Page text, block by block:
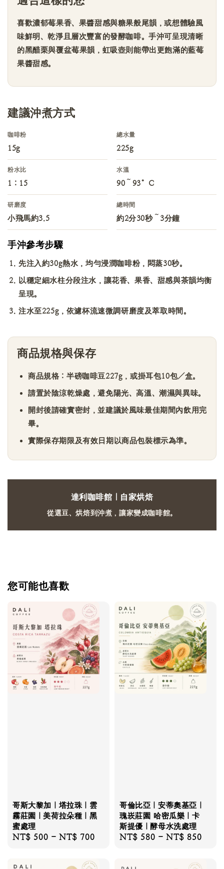
喜歡濃郁莓果香、果醬甜感與糖果般尾韻，或想體驗風
味鮮明、乾淨且層次豐富的發酵咖啡。手沖可呈現清晰
的黑醋栗與覆盆莓果韻，虹吸壺則能帶出更飽滿的藍莓
果醬甜感。
建議沖煮方式
咖啡粉
15g
總水量
225g
粉水比
1：15
水溫
90～93°C
研磨度
小飛馬約3.5
總時間
約2分30秒～3分鐘
手沖參考步驟
先注入約30g熱水，均勻浸潤咖啡粉，悶蒸30秒。
以穩定細水柱分段注水，讓花香、果香、甜感與茶韻均衡
呈現。
注水至225g，依濾杯流速微調研磨度及萃取時間。
商品規格與保存
商品規格：半磅咖啡豆227g，或掛耳包10包／盒。
請置於陰涼乾燥處，避免陽光、高溫、潮濕與異味。
開封後請確實密封，並建議於風味最佳期間內飲用完
畢。
實際保存期限及有效日期以商品包裝標示為準。
達利咖啡館｜自家烘焙
從選豆、烘焙到沖煮，讓家變成咖啡館。
您可能也喜歡
哥斯大黎加｜塔拉珠｜雲
霧莊園｜美荷拉朵種｜黑
蜜處理
Regular
NT$ 500 -NT$ 700
哥倫比亞｜安蒂奧基亞｜
瑰崁莊園 哈密瓜樂｜卡
斯提優｜酵母水洗處理
Regular
NT$ 580 -NT$ 850